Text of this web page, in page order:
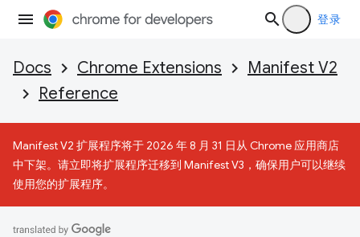
登录
Docs Chrome Extensions
Manifest V2
Reference
Manifest V2 扩展程序将于 2026 年 8 月 31 日从 Chrome 应用商店
中下架。请立即将扩展程序迁移到 Manifest V3，确保用户可以继续
使用您的扩展程序。